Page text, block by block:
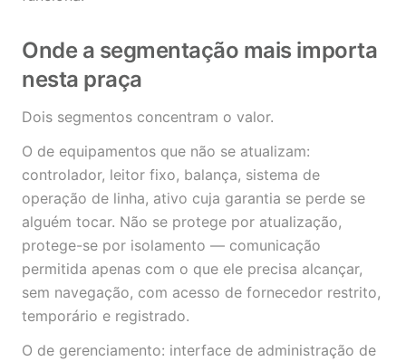
Onde a segmentação mais importa
nesta praça
Dois segmentos concentram o valor.
O de equipamentos que não se atualizam:
controlador, leitor fixo, balança, sistema de
operação de linha, ativo cuja garantia se perde se
alguém tocar. Não se protege por atualização,
protege-se por isolamento — comunicação
permitida apenas com o que ele precisa alcançar,
sem navegação, com acesso de fornecedor restrito,
temporário e registrado.
O de gerenciamento: interface de administração de